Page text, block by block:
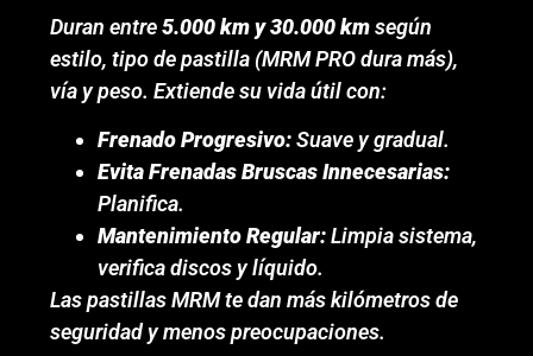
Duran entre5.000 km y 30.000 kmsegún
estilo, tipo de pastilla (MRM PRO dura más),
vía y peso. Extiende su vida útil con:
Frenado Progresivo:Suave y gradual.
Evita Frenadas Bruscas Innecesarias:
Planifica.
Mantenimiento Regular:Limpia sistema,
verifica discos y líquido.
Las pastillas MRM te dan más kilómetros de
seguridad y menos preocupaciones.